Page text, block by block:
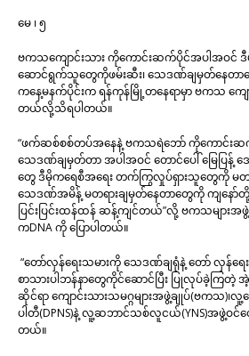
မေ ၊ ၅
ဗကသကျောင်းသား ကိုကောင်းဆက်ပိုင်အပါအဝင် ဒီ
ဆောင်ရွက်သူတွေကိုဖမ်းဆီး၊ သေဒဏ်ချမှတ်နေတ
ကနေ့မနက်ပိုင်းက ရန်ကုန်မြို့တနေရာမှာ ဗကသ ကျေ
တယ်လို့သိရပါတယ်။
“ဖက်ဆစ်စစ်တပ်အနေနဲ့ ဗကသရဲဘော် ကိုကောင်းဆက်
သေဒဏ်ချမှတ်တာ အပါအဝင် တောင်ပေါ် မြေပ
တွေ ဒီမိုကရေစီအရေး တက်ကြွလှုပ်ရှားသူတွေကို မတရ
သေဒဏ်အမိန့် မတရားချမှတ်နေတာတွေကို ကျနော်
ပြင်းပြင်းထန်ထန် ဆန့်ကျင်တယ်”လို့ ဗကသများ
ကDNA ကို ပြောပါတယ်။
“တော်လှန်ရေးသမားကို သေဒဏ်ချရုံနဲ့ တော် လှန်
စာသားပါဘန်နာတွေကိုင်ဆောင်ပြီး ပြုလုပ်ခဲ့ကြတဲ့
ဆိုင်ရာ ကျောင်းသားသမဂ္ဂများအဖွဲ့ချုပ်(ဗကသ
ပါတီ(DPNS)နဲ့ လူ့ဆဘာင်သစ်လူငယ်(YNS)အဖွဲ့ဝ
တယ်။